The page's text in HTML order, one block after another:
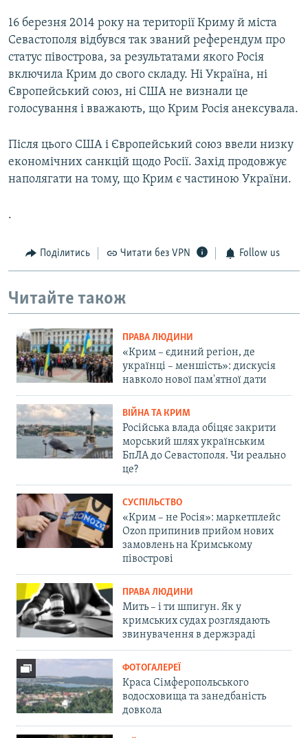
16 березня 2014 року на території Криму й міста
Севастополя відбувся так званий референдум про
статус півострова, за результатами якого Росія
включила Крим до свого складу. Ні Україна, ні
Європейський союз, ні США не визнали це
голосування і вважають, що Крим Росія анексувала.
Після цього США і Європейський союз ввели низку
економічних санкцій щодо Росії. Захід продовжує
наполягати на тому, що Крим є частиною України.
.
Поділитись Читати без VPN Follow us
Читайте також
ПРАВА ЛЮДИНИ
«Крим – єдиний регіон, де
українці – меншість»: дискусія
навколо нової пам'ятної дати
ВІЙНА ТА КРИМ
Російська влада обіцяє закрити
морський шлях українським
БпЛА до Севастополя. Чи реально
це?
СУСПІЛЬСТВО
«Крим – не Росія»: маркетплейс
Ozon припинив прийом нових
замовлень на Кримському
півострові
ПРАВА ЛЮДИНИ
Мить – і ти шпигун. Як у
кримських судах розглядають
звинувачення в держзраді
ФОТОГАЛЕРЕЇ
Краса Сімферопольського
водосховища та занедбаність
довкола